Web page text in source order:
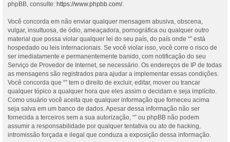
phpBB, consulte: https://www.phpbb.com/.
Você concorda em não enviar qualquer mensagem abusiva, obscena,
vulgar, insultuosa, de ódio, ameaçadora, pornográfica ou qualquer outro
material que possa violar qualquer lei do seu país, do país onde “” está
hospedado ou leis internacionais. Se você violar isso, você corre o risco de
ser imediatamente e permanentemente banido, com notificação do seu
Serviço de Provedor de Internet, se necessário. Os endereços de IP de todas
as mensagens são registrados para ajudar a implementar essas condições.
Você concorda que “” tem o direito de excluir, editar, mover ou trancar
qualquer tópico a qualquer hora que eles assim o decidam e seja implícito.
Como usuário você aceita que qualquer informação que forneceu acima
seja salva em um banco de dados. Apesar dessa informação não ser
fornecida a terceiros sem a sua autorização, “” ou phpBB não podem
assumir a responsabilidade por qualquer tentativa ou ato de hacking,
intromissão forçada e ilegal que conduza a exposição dessa informação.